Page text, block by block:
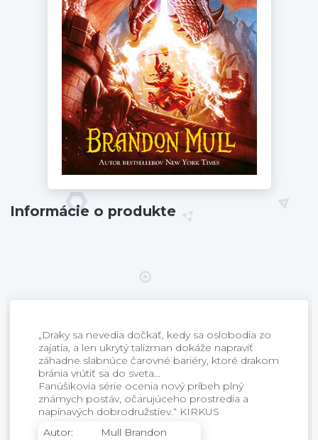
Informácie o produkte
„Draky sa nevedia dočkať, kedy sa oslobodia zo
zajatia, a len ukrytý talizman dokáže napraviť
záhadne slabnúce čarovné bariéry, ktoré drakom
bránia vrútiť sa do sveta...
Fanúšikovia série ocenia nový príbeh plný
známych postáv, očarujúceho prostredia a
napínavých dobrodružstiev.“ KIRKUS
Autor:
Mull Brandon